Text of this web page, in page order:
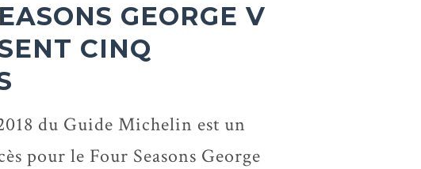
GEORGE V
CINQ
du Guide Michelin est un
pour le Four Seasons George